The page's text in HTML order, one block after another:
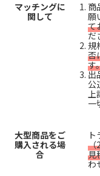
マッチングに
関して
商
願
て
だ
規
否
す
出
公
上
一
大型商品をご
購入される場
合
（
見
わ